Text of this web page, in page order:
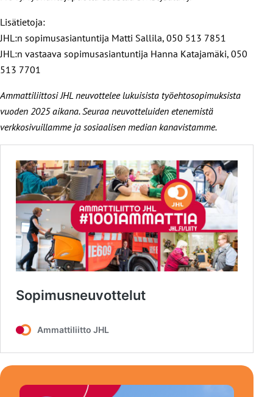
Lisätietoja:
JHL:n sopimusasiantuntija Matti Sallila, 050 513 7851
JHL:n vastaava sopimusasiantuntija Hanna Katajamäki, 050
513 7701
Ammattiliittosi JHL neuvottelee lukuisista työehtosopimuksista
vuoden 2025 aikana. Seuraa neuvotteluiden etenemistä
verkkosivuillamme ja sosiaalisen median kanavistamme.